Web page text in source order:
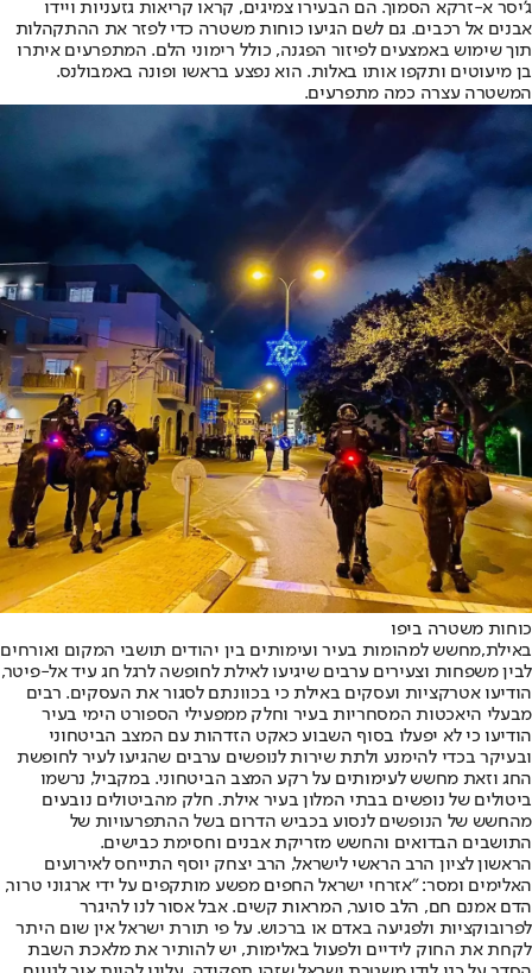
ג'יסר א-זרקא הסמוך. הם הבעירו צמיגים, קראו קריאות גזעניות ויידו
אבנים אל רכבים. גם לשם הגיעו כוחות משטרה כדי לפזר את ההתקהלות
תוך שימוש באמצעים לפיזור הפגנה, כולל רימוני הלם. המתפרעים איתרו
בן מיעוטים ותקפו אותו באלות. הוא נפצע בראשו ופונה באמבולנס.
המשטרה עצרה כמה מתפרעים.
כוחות משטרה ביפו
באילת,מחשש למהומות בעיר ועימותים בין יהודים תושבי המקום ואורחים
לבין משפחות וצעירים ערבים שיגיעו לאילת לחופשה לרגל חג עיד אל-פיטר,
הודיעו אטרקציות ועסקים באילת כי בכוונתם לסגור את העסקים. רבים
מבעלי היאכטות המסחריות בעיר וחלק ממפעילי הספורט הימי בעיר
הודיעו כי לא יפעלו בסוף השבוע כאקט הזדהות עם המצב הביטחוני
ובעיקר בכדי להימנע ולתת שירות לנופשים ערבים שהגיעו לעיר לחופשת
החג וזאת מחשש לעימותים על רקע המצב הביטחוני. במקביל, נרשמו
ביטולים של נופשים בבתי המלון בעיר אילת. חלק מהביטולים נובעים
מהחשש של הנופשים לנסוע בכביש הדרום בשל ההתפרעויות של
התושבים הבדואים והחשש מזריקת אבנים וחסימת כבישים.
הראשון לציון הרב הראשי לישראל, הרב יצחק יוסף התייחס לאירועים
האלימים ומסר: "אזרחי ישראל החפים מפשע מותקפים על ידי ארגוני טרור,
הדם אמנם חם, הלב סוער, המראות קשים. אבל אסור לנו להיגרר
לפרובוקציות ולפגיעה באדם או ברכוש. על פי תורת ישראל אין שום היתר
לקחת את החוק לידיים ולפעול באלימות, יש להותיר את מלאכת השבת